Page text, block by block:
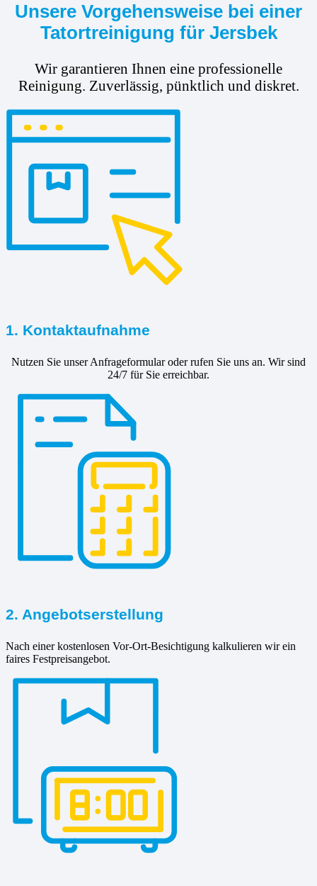
Unsere Vorgehensweise bei einer
Tatortreinigung für Jersbek
Wir garantieren Ihnen eine professionelle
Reinigung. Zuverlässig, pünktlich und diskret.
1. Kontaktaufnahme
Nutzen Sie unser Anfrageformular oder rufen Sie uns an. Wir sind
24/7 für Sie erreichbar.
2. Angebotserstellung
Nach einer kostenlosen Vor-Ort-Besichtigung kalkulieren wir ein
faires Festpreisangebot.